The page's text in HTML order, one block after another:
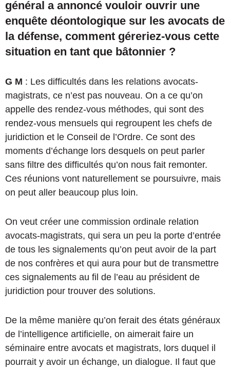
général a annoncé vouloir ouvrir une
enquête déontologique sur les avocats de
la défense, comment géreriez-vous cette
situation en tant que bâtonnier ?
G M : Les difficultés dans les relations avocats-
magistrats, ce n’est pas nouveau. On a ce qu’on
appelle des rendez-vous méthodes, qui sont des
rendez-vous mensuels qui regroupent les chefs de
juridiction et le Conseil de l’Ordre. Ce sont des
moments d’échange lors desquels on peut parler
sans filtre des difficultés qu’on nous fait remonter.
Ces réunions vont naturellement se poursuivre, mais
on peut aller beaucoup plus loin.
On veut créer une commission ordinale relation
avocats-magistrats, qui sera un peu la porte d’entrée
de tous les signalements qu’on peut avoir de la part
de nos confrères et qui aura pour but de transmettre
ces signalements au fil de l’eau au président de
juridiction pour trouver des solutions.
De la même manière qu’on ferait des états généraux
de l’intelligence artificielle, on aimerait faire un
séminaire entre avocats et magistrats, lors duquel il
pourrait y avoir un échange, un dialogue. Il faut que